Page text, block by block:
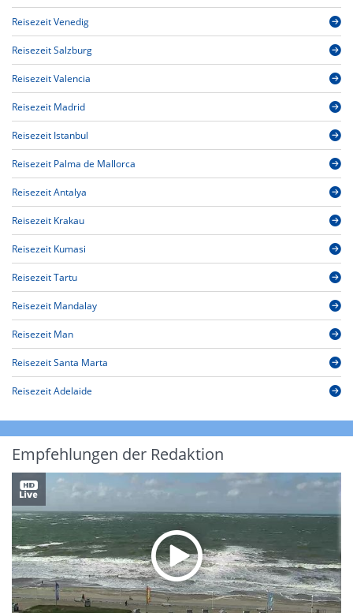
Reisezeit Venedig
Reisezeit Salzburg
Reisezeit Valencia
Reisezeit Madrid
Reisezeit Istanbul
Reisezeit Palma de Mallorca
Reisezeit Antalya
Reisezeit Krakau
Reisezeit Kumasi
Reisezeit Tartu
Reisezeit Mandalay
Reisezeit Man
Reisezeit Santa Marta
Reisezeit Adelaide
Empfehlungen der Redaktion